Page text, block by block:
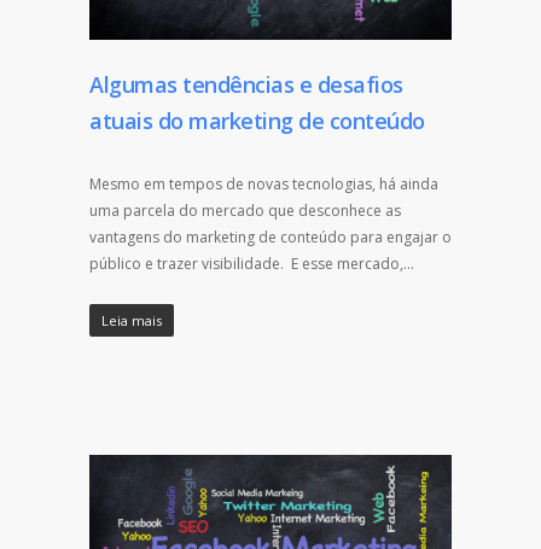
Algumas tendências e desafios
atuais do marketing de conteúdo
Mesmo em tempos de novas tecnologias, há ainda
uma parcela do mercado que desconhece as
vantagens do marketing de conteúdo para engajar o
público e trazer visibilidade. E esse mercado,…
Leia mais